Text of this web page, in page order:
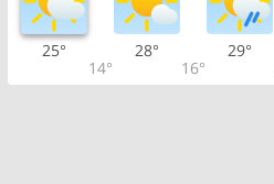
25°
14°
28°
16°
29°